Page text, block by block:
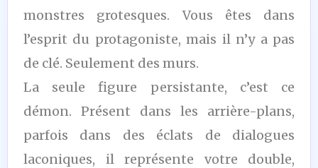
monstres grotesques. Vous êtes dans
l’esprit du protagoniste, mais il n’y a pas
de clé. Seulement des murs.
La seule figure persistante, c’est ce
démon. Présent dans les arrière-plans,
parfois dans des éclats de dialogues
laconiques, il représente votre double,